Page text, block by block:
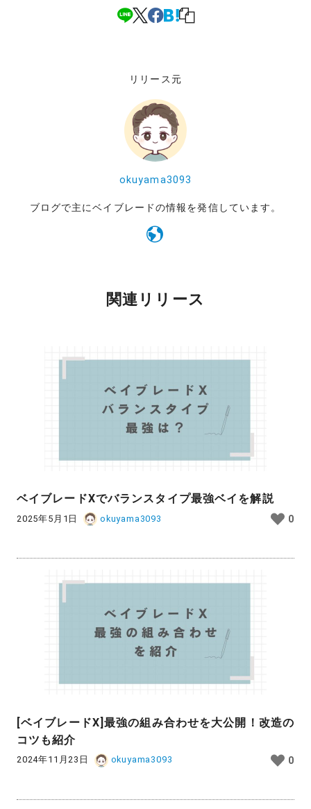
リリース元
okuyama3093
ブログで主にベイブレードの情報を発信しています。
関連リリース
ベイブレードXでバランスタイプ最強ベイを解説
2025年5月1日 okuyama3093 0
[ベイブレードX]最強の組み合わせを大公開！改造の
コツも紹介
2024年11月23日 okuyama3093 0